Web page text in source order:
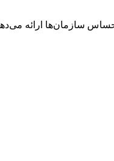
سازمان‌ها ارائه